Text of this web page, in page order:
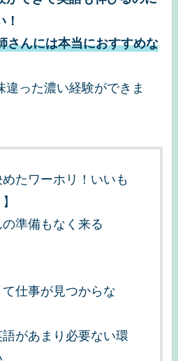
さんには本当におすすめな
った濃い経験ができま
めたワーホリ！いいも
準備もなく来る
て仕事が見つからな
語があまり必要ない環
…